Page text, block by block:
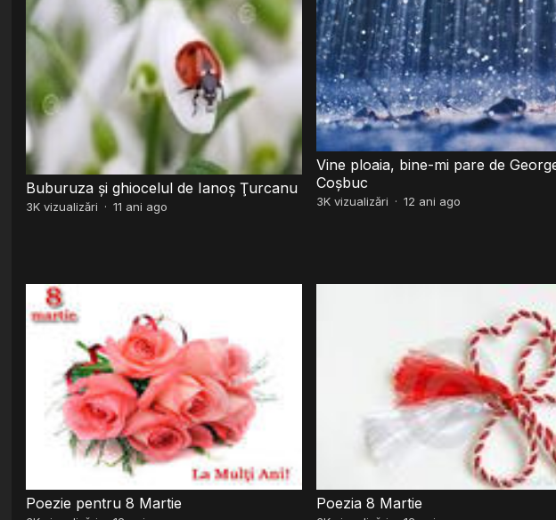
Buburuza și ghiocelul de Ianoş Ţurcanu
3K vizualizări · 11 ani ago
Vine ploaia, bine-mi pare de
Coșbuc
3Kvizualizări · 12 ani ago
Poezie pentru 8 Martie Poezia 8 Martie